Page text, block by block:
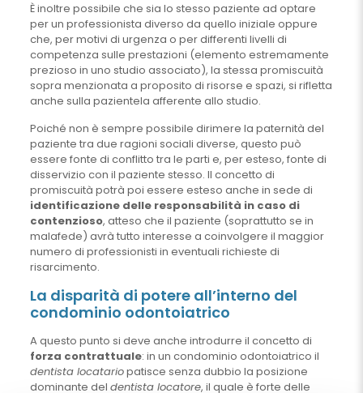
È inoltre possibile che sia lo stesso paziente ad optare
per un professionista diverso da quello iniziale oppure
che, per motivi di urgenza o per differenti livelli di
competenza sulle prestazioni (elemento estremamente
prezioso in uno studio associato), la stessa promiscuità
sopra menzionata a proposito di risorse e spazi, si rifletta
anche sulla pazientela afferente allo studio.
Poiché non è sempre possibile dirimere la paternità del
paziente tra due ragioni sociali diverse, questo può
essere fonte di conflitto tra le parti e, per esteso, fonte di
disservizio con il paziente stesso. Il concetto di
promiscuità potrà poi essere esteso anche in sede di
identificazione delle responsabilità in caso di
contenzioso, atteso che il paziente (soprattutto se in
malafede) avrà tutto interesse a coinvolgere il maggior
numero di professionisti in eventuali richieste di
risarcimento.
La disparità di potere all’interno del
condominio odontoiatrico
A questo punto si deve anche introdurre il concetto di
forza contrattuale: in un condominio odontoiatrico il
dentista locatariopatisce senza dubbio la posizione
dominante del dentista locatore, il quale è forte delle